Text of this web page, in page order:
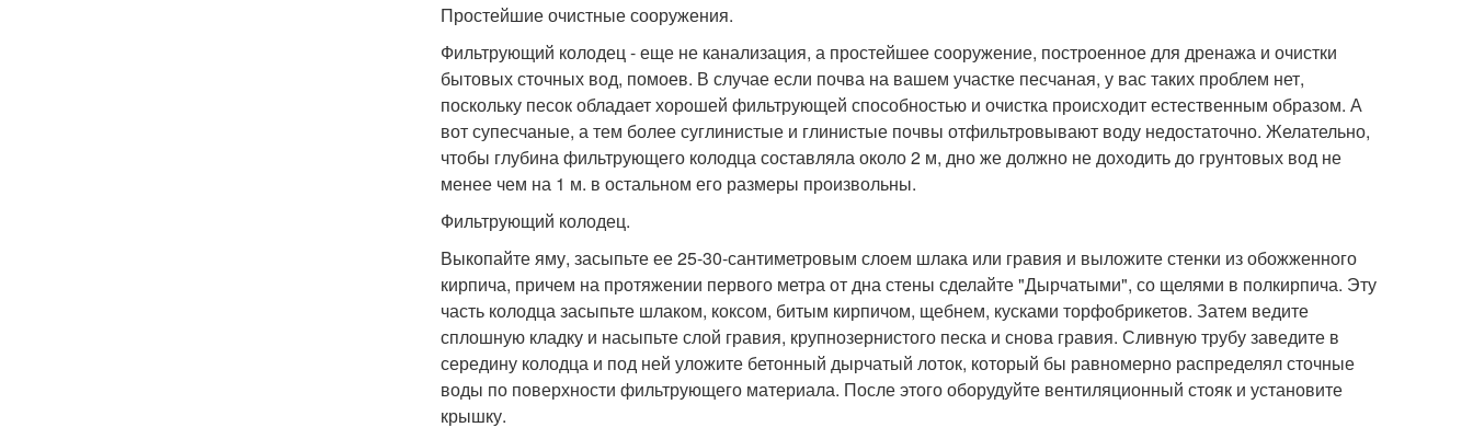
Простейшие очистные сооружения.
Фильтрующий колодец - еще не канализация, а простейшее сооружение, построенное для дренажа и очистки
бытовых сточных вод, помоев. В случае если почва на вашем участке песчаная, у вас таких проблем нет,
поскольку песок обладает хорошей фильтрующей способностью и очистка происходит естественным образом. А
вот супесчаные, а тем более суглинистые и глинистые почвы отфильтровывают воду недостаточно. Желательно,
чтобы глубина фильтрующего колодца составляла около 2 м, дно же должно не доходить до грунтовых вод не
менее чем на 1 м. в остальном его размеры произвольны.
Фильтрующий колодец.
Выкопайте яму, засыпьте ее 25-30-сантиметровым слоем шлака или гравия и выложите стенки из обожженного
кирпича, причем на протяжении первого метра от дна стены сделайте "Дырчатыми", со щелями в полкирпича. Эту
часть колодца засыпьте шлаком, коксом, битым кирпичом, щебнем, кусками торфобрикетов. Затем ведите
сплошную кладку и насыпьте слой гравия, крупнозернистого песка и снова гравия. Сливную трубу заведите в
середину колодца и под ней уложите бетонный дырчатый лоток, который бы равномерно распределял сточные
воды по поверхности фильтрующего материала. После этого оборудуйте вентиляционный стояк и установите
крышку.